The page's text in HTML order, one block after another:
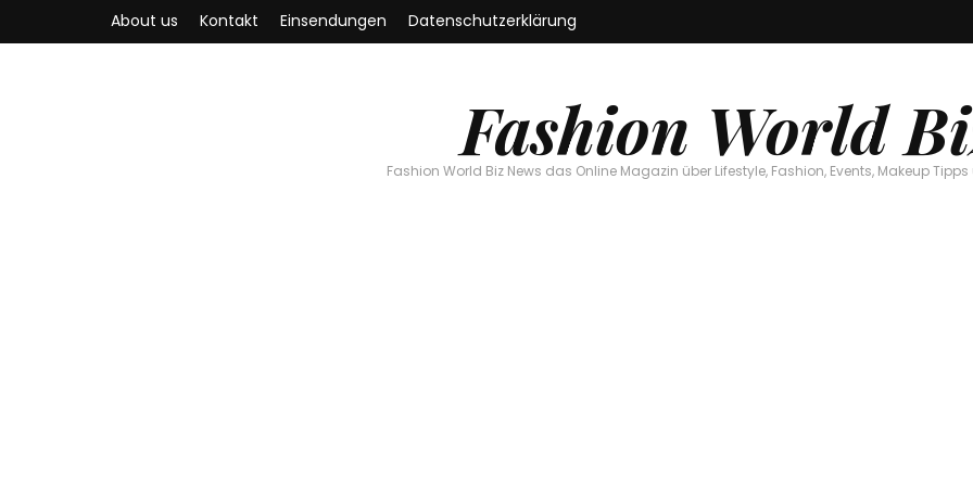
About us Kontakt Einsendungen Datenschutzerklärung
Fashion World
Fashion World Biz News das Online Magazin über Lifestyle, Fashion, Events, Makeup